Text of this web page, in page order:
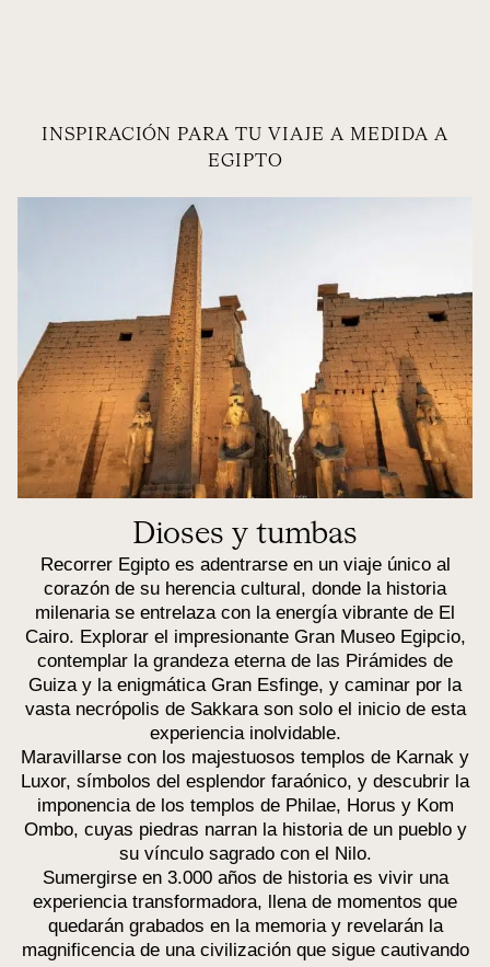
INSPIRACIÓN PARA TU VIAJE A MEDIDA A
EGIPTO
Dioses y tumbas
Recorrer Egipto es adentrarse en un viaje único al
corazón de su herencia cultural, donde la historia
milenaria se entrelaza con la energía vibrante de El
Cairo. Explorar el impresionante Gran Museo Egipcio,
contemplar la grandeza eterna de las Pirámides de
Guiza y la enigmática Gran Esfinge, y caminar por la
vasta necrópolis de Sakkara son solo el inicio de esta
experiencia inolvidable.
Maravillarse con los majestuosos templos de Karnak y
Luxor, símbolos del esplendor faraónico, y descubrir la
imponencia de los templos de Philae, Horus y Kom
Ombo, cuyas piedras narran la historia de un pueblo y
su vínculo sagrado con el Nilo.
Sumergirse en 3.000 años de historia es vivir una
experiencia transformadora, llena de momentos que
quedarán grabados en la memoria y revelarán la
magnificencia de una civilización que sigue cautivando